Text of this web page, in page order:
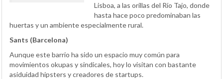
Lisboa, a las orillas del Río Tajo, donde
hasta hace poco predominaban las
huertas y un ambiente especialmente rural.
Sants (Barcelona)
Aunque este barrio ha sido un espacio muy común para
movimientos okupas y sindicales, hoy lo visitan con bastante
asiduidad hipsters y creadores de startups.